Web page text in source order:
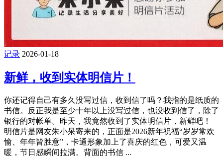
记录 2026-01-18
新鲜，收到实体明信片！
你还记得自己有多久没写过信，收到信了吗？我指的是纸质的
书信。反正我是至少十年以上没写过信，也没收到信了，除了
银行的对帐单。昨天，我竟然收到了实体明信片，新鲜吧！
明信片是网友朱小呆寄来的，正面是2026新年祝福“岁岁常欢
愉、年年皆胜意”，卡通形象加上了喜庆的红色，可爱又温
暖，节日感瞬间拉满。背面的书信 ...